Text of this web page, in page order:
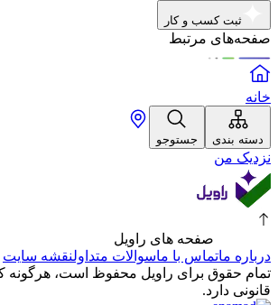
ثبت کسب و کار
صفحه‌های مرتبط
خانه
دسته بندی جستوجو
نزدیک من
صفحه های راویل
درباره ماتماس با ماسوالات متداولنقشه سایت
تمام حقوق برای راویل محفوظ است، هرگونه
قانونی دارد.